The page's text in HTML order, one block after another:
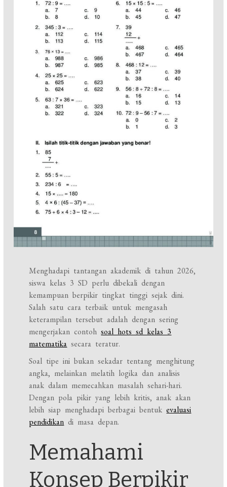
Menghadapi tantangan akademik di tahun 2026,
siswa kelas 3 SD perlu dibekali dengan
kemampuan berpikir tingkat tinggi sejak dini.
Salah satu cara terbaik untuk mengasah
keterampilan tersebut adalah dengan sering
mengerjakan contohsoal hots sd kelas 3
matematika secara teratur.
Soal tipe ini bukan sekadar tentang menghitung
angka, melainkan melatih logika dan analisis
anak dalam memecahkan masalah sehari-hari.
Dengan pola pikir yang lebih kritis, anak akan
lebih siap menghadapi berbagai bentukevaluasi
pendidikan di masa depan.
Memahami
Konsep Berpikir